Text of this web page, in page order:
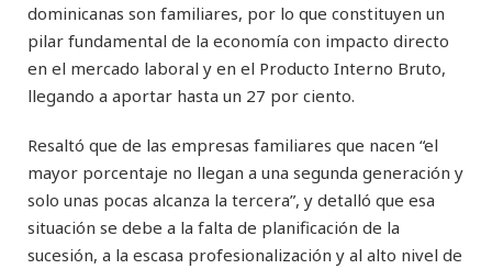
dominicanas son familiares, por lo que constituyen un
pilar fundamental de la economía con impacto directo
en el mercado laboral y en el Producto Interno Bruto,
llegando a aportar hasta un 27 por ciento.
Resaltó que de las empresas familiares que nacen “el
mayor porcentaje no llegan a una segunda generación y
solo unas pocas alcanza la tercera”, y detalló que esa
situación se debe a la falta de planificación de la
sucesión, a la escasa profesionalización y al alto nivel de